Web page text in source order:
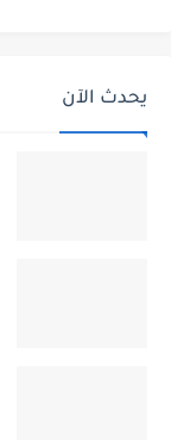
يحدث الآن